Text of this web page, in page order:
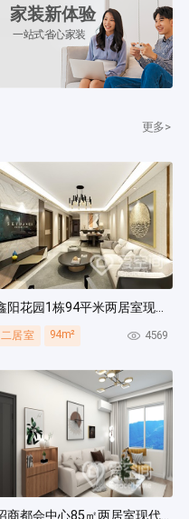
家装新体验
一站式省心家装
更多>
鑫阳花园1栋94平米两居室现代简约风装修案例
二居室 94m² 4569
招商都会中心85㎡两居室现代简约风装修案例